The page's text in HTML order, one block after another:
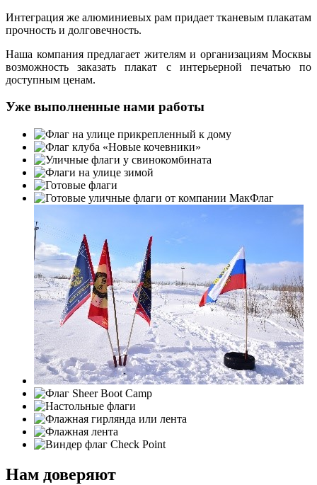
Интеграция же алюминиевых рам придает тканевым плакатам
прочность и долговечность.
Наша компания предлагает жителям и организациям Москвы
возможность заказать плакат с интерьерной печатью по
доступным ценам.
Уже выполненные нами работы
Нам доверяют